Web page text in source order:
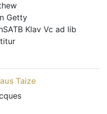
Getty
Klav Vc ad lib
Taize